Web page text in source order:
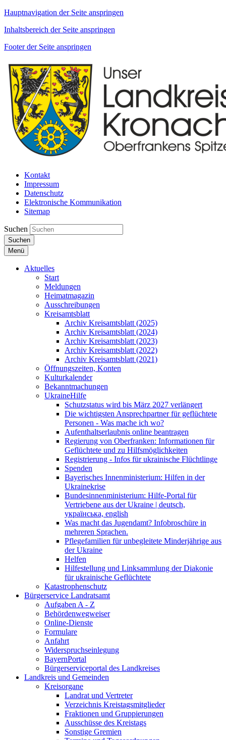
Hauptnavigation der Seite anspringen
Inhaltsbereich der Seite anspringen
Footer der Seite anspringen
Kontakt
Impressum
Datenschutz
Elektronische Kommunikation
Sitemap
Suchen
Suchen
Menü
Aktuelles
Start
Meldungen
Heimatmagazin
Ausschreibungen
Kreisamtsblatt
Archiv Kreisamtsblatt (2025)
Archiv Kreisamtsblatt (2024)
Archiv Kreisamtsblatt (2023)
Archiv Kreisamtsblatt (2022)
Archiv Kreisamtsblatt (2021)
Öffnungszeiten, Konten
Kulturkalender
Bekanntmachungen
UkraineHilfe
Schutzstatus wird bis März 2027 verlängert
Die wichtigsten Ansprechpartner für geflüchtete
Personen - Was mache ich wo?
Aufenthaltserlaubnis online beantragen
Regierung von Oberfranken: Informationen für
Geflüchtete und zu Hilfsmöglichkeiten
Registrierung - Infos für ukrainische Flüchtlinge
Spenden
Bayerisches Innenministerium: Hilfen in der
Ukrainekrise
Bundesinnenministerium: Hilfe-Portal für
Vertriebene aus der Ukraine | deutsch,
українська, english
Was macht das Jugendamt? Infobroschüre in
mehreren Sprachen.
Pflegefamilien für unbegleitete Minderjährige aus
der Ukraine
Helfen
Hilfestellung und Linksammlung der Diakonie
für ukrainische Geflüchtete
Katastrophenschutz
Bürgerservice Landratsamt
Aufgaben A - Z
Behördenwegweiser
Online-Dienste
Formulare
Anfahrt
Widerspruchseinlegung
BayernPortal
Bürgerserviceportal des Landkreises
Landkreis und Gemeinden
Kreisorgane
Landrat und Vertreter
Verzeichnis Kreistagsmitglieder
Fraktionen und Gruppierungen
Ausschüsse des Kreistags
Sonstige Gremien